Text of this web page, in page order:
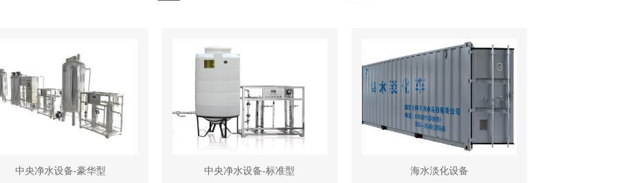
中央净水设备-豪华型 中央净水设备-标准型 海水淡化设备